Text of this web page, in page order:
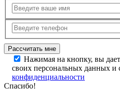
Нажимая на кнопку, вы
своих персональных данных и
конфиденциальности
Спасибо!